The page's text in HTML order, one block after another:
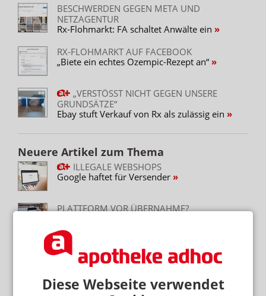
Diese Webseite verwendet
Versand/Pickup Standespolitik
Plattformen
BESCHWERDEN GEGEN META UND
NETZAGENTUR
Rx-Flohmarkt: FA schaltet Anwälte ein
RX-FLOHMARKT AUF FACEBOOK
„Biete ein echtes Ozempic-Rezept an“
„VERSTÖSST NICHT GEGEN UNSERE G
RUNDSÄTZE“
Ebay stuft Verkauf von Rx als zulässig ein
Neuere Artikel zum Thema
ILLEGALE WEBSHOPS
Google haftet für Versender
PLATTFORM VOR ÜBERNAHME?
ADHOC24 VOM 17.6.25
Rezeptursubstanzen auf Ebay / Apotheker vs.
Techriesen/ Apothekenreform geplant /
Weniger Notdienste